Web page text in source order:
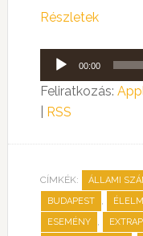
Részletek
Audió
lejátszó
00:00
Feliratkozás:
RSS
CÍMKÉK: ÁLLAMI
BUDAPEST ,
ESEMÉNY ,